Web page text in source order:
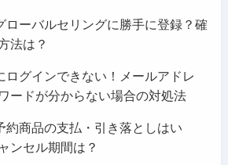
ローバルセリングに勝手に登録？確
法は？
ログインできない！メールアドレ
ードが分からない場合の対処法
約商品の支払・引き落としはい
ンセル期間は？